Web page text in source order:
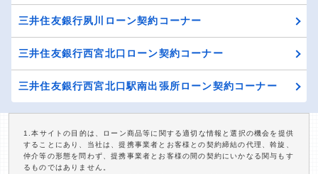
三井住友銀行夙川ローン契約コーナー
三井住友銀行西宮北口ローン契約コーナー
三井住友銀行西宮北口駅南出張所ローン契約コーナー
1.本サイトの目的は、ローン商品等に関する適切な情報と選択の機会を提供
することにあり、当社は、提携事業者とお客様との契約締結の代理、斡旋、
仲介等の形態を問わず、提携事業者とお客様の間の契約にいかなる関与もす
るものではありません。